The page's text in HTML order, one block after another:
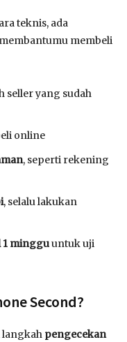
teknis, ada
membeli
seller yang sudah
online
, seperti rekening
, selalu lakukan
1 mingguuntuk uji
Second?
langkah pengecekan